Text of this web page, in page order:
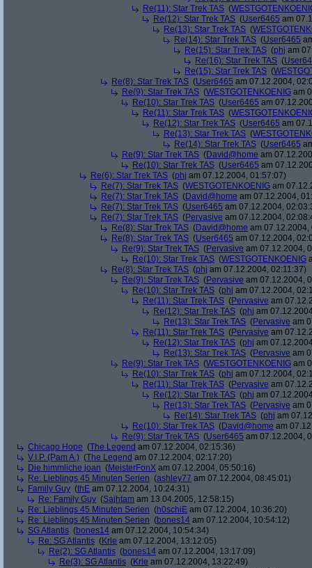
Re(11): Star Trek TAS (
Re(12): Star Trek TAS (User6465 am
Re(13): Star Trek TAS (
Re(14): Star Trek TAS (User6465
Re(15): Star Trek TAS (phj am
Re(16): Star Trek TAS (
Re(15): Star Trek TAS (
Re(8): Star Trek TAS (User6465 am 07.12.2004,
Re(9): Star Trek TAS (WESTGOTENKOENIG am
Re(10): Star Trek TAS (User6465 am
Re(11): Star Trek TAS (
Re(12): Star Trek TAS (User6465 am
Re(13): Star Trek TAS (
Re(14): Star Trek TAS (User6465
Re(9): Star Trek TAS (David@home am
Re(10): Star Trek TAS (User6465 am
Re(6): Star Trek TAS (phj am 07.12.2004, 01:57:07)
Re(7): Star Trek TAS (WESTGOTENKOENIG am
Re(7): Star Trek TAS (David@home am 07.12.2004,
Re(7): Star Trek TAS (User6465 am 07.12.2004,
Re(7): Star Trek TAS (Pervasive am 07.12.2004,
Re(8): Star Trek TAS (David@home am 07.12.2004,
Re(8): Star Trek TAS (User6465 am 07.12.2004,
Re(9): Star Trek TAS (Pervasive am 07.12.2004,
Re(10): Star Trek TAS (WESTGOTENKOENIG
Re(8): Star Trek TAS (phj am 07.12.2004, 02:11:37)
Re(9): Star Trek TAS (Pervasive am 07.12.2004,
Re(10): Star Trek TAS (phj am 07.12.2004,
Re(11): Star Trek TAS (Pervasive am
Re(12): Star Trek TAS (phj am
Re(13): Star Trek TAS (Pervasive am
Re(11): Star Trek TAS (Pervasive am
Re(12): Star Trek TAS (phj am
Re(13): Star Trek TAS (Pervasive am
Re(9): Star Trek TAS (WESTGOTENKOENIG am
Re(10): Star Trek TAS (phj am 07.12.2004,
Re(11): Star Trek TAS (Pervasive am
Re(12): Star Trek TAS (phj am
Re(13): Star Trek TAS (Pervasive am
Re(14): Star Trek TAS (phj am
Re(10): Star Trek TAS (David@home am
Re(9): Star Trek TAS (User6465 am 07.12.2004,
Chicago Hope (The Legend am 07.12.2004, 02:15:36)
V.I.P. (Pam A.) (The Legend am 07.12.2004, 02:17:20)
Die himmliche joan (MeisterFonX am 07.12.2004, 05:50:16)
Re: Lieblings 45 Minuten Serien (ashley77 am 07.12.2004, 08:45:01)
Family Guy (thE am 07.12.2004, 10:24:31)
Re: Family Guy (Sajhtam am 13.04.2005, 12:58:15)
Re: Lieblings 45 Minuten Serien (h0schiE am 07.12.2004, 10:36:20)
Re: Lieblings 45 Minuten Serien (bones14 am 07.12.2004, 10:54:12)
SG Atlantis (bones14 am 07.12.2004, 10:54:34)
Re: SG Atlantis (Krle am 07.12.2004, 13:12:05)
Re(2): SG Atlantis (bones14 am 07.12.2004, 13:17:09)
Re(3): SG Atlantis (Krle am 07.12.2004, 13:22:49)